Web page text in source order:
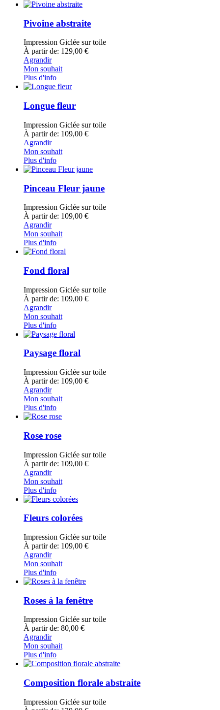
Pivoine abstraite
Impression Giclée sur toile
À partir de: 129,00 €
Agrandir
Mon souhait
Plus d'info
Longue fleur
Impression Giclée sur toile
À partir de: 109,00 €
Agrandir
Mon souhait
Plus d'info
Pinceau Fleur jaune
Impression Giclée sur toile
À partir de: 109,00 €
Agrandir
Mon souhait
Plus d'info
Fond floral
Impression Giclée sur toile
À partir de: 109,00 €
Agrandir
Mon souhait
Plus d'info
Paysage floral
Impression Giclée sur toile
À partir de: 109,00 €
Agrandir
Mon souhait
Plus d'info
Rose rose
Impression Giclée sur toile
À partir de: 109,00 €
Agrandir
Mon souhait
Plus d'info
Fleurs colorées
Impression Giclée sur toile
À partir de: 109,00 €
Agrandir
Mon souhait
Plus d'info
Roses à la fenêtre
Impression Giclée sur toile
À partir de: 80,00 €
Agrandir
Mon souhait
Plus d'info
Composition florale abstraite
Impression Giclée sur toile